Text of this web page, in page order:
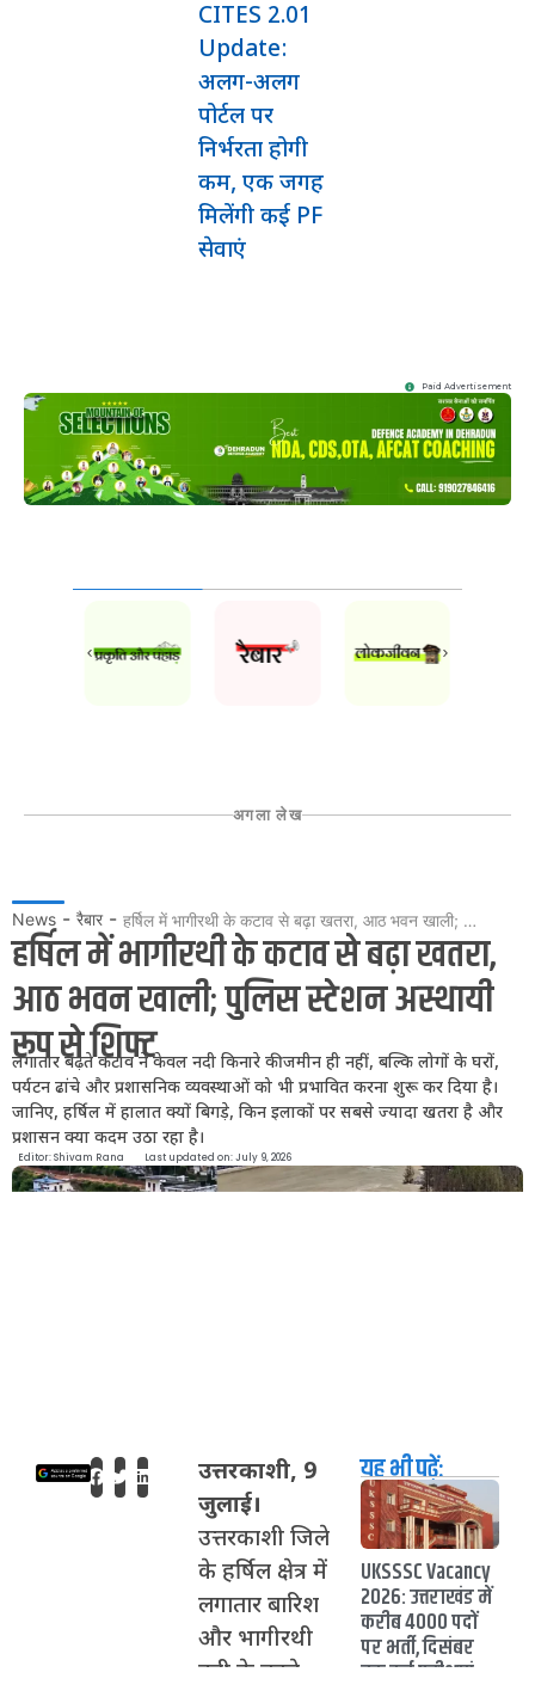
CITES 2.01
Update:
अलग-अलग
पोर्टल पर
निर्भरता होगी
कम, एक जगह
मिलेंगी कई PF
सेवाएं
Paid Advertisement
अगला लेख
News - रैबार - हर्षिल में भागीरथी के कटाव से बढ़ा खतरा, आठ भवन खाली; पुलिस स्टेशन अस्थायी रूप से शिफ्ट
हर्षिल में भागीरथी के कटाव से बढ़ा खतरा,
आठ भवन खाली; पुलिस स्टेशन अस्थायी
रूप से शिफ्ट
लगातार बढ़ते कटाव ने केवल नदी किनारे की जमीन ही नहीं, बल्कि लोगों के घरों,
पर्यटन ढांचे और प्रशासनिक व्यवस्थाओं को भी प्रभावित करना शुरू कर दिया है।
जानिए, हर्षिल में हालात क्यों बिगड़े, किन इलाकों पर सबसे ज्यादा खतरा है और
प्रशासन क्या कदम उठा रहा है।
Editor:Shivam Rana Last updated on: July 9, 2026
उत्तरकाशी, 9
जुलाई।
उत्तरकाशी जिले
के हर्षिल क्षेत्र में
लगातार बारिश
और भागीरथी
नदी के बढ़ते
यह भी पढ़ें:
UKSSSC Vacancy
2026: उत्तराखंड में
करीब 4000 पदों
पर भर्ती, दिसंबर
तक कई परीक्षाएं